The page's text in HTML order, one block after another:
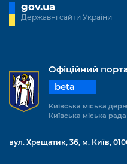
gov.ua
Державні сайти України
Офіційний
beta
Київська міська
Київська міська рада
вул. Хрещатик, 36, м. Київ,